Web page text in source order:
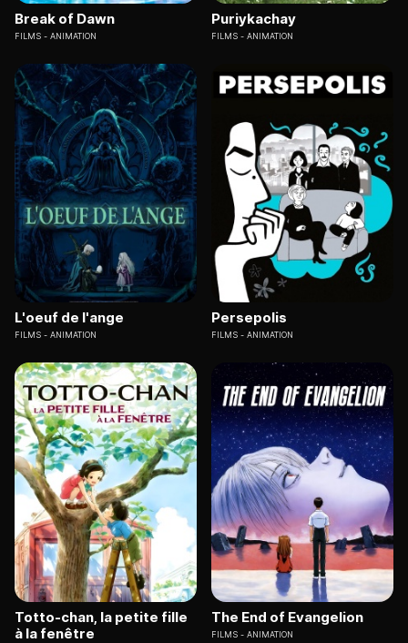
Break of Dawn
FILMS ANIMATION
Puriykachay
FILMS ANIMATION
L'oeuf de l'ange
FILMS ANIMATION
Persepolis
FILMS ANIMATION
Totto-chan, la petite fille
à la fenêtre
The End of Evangelion
FILMS ANIMATION